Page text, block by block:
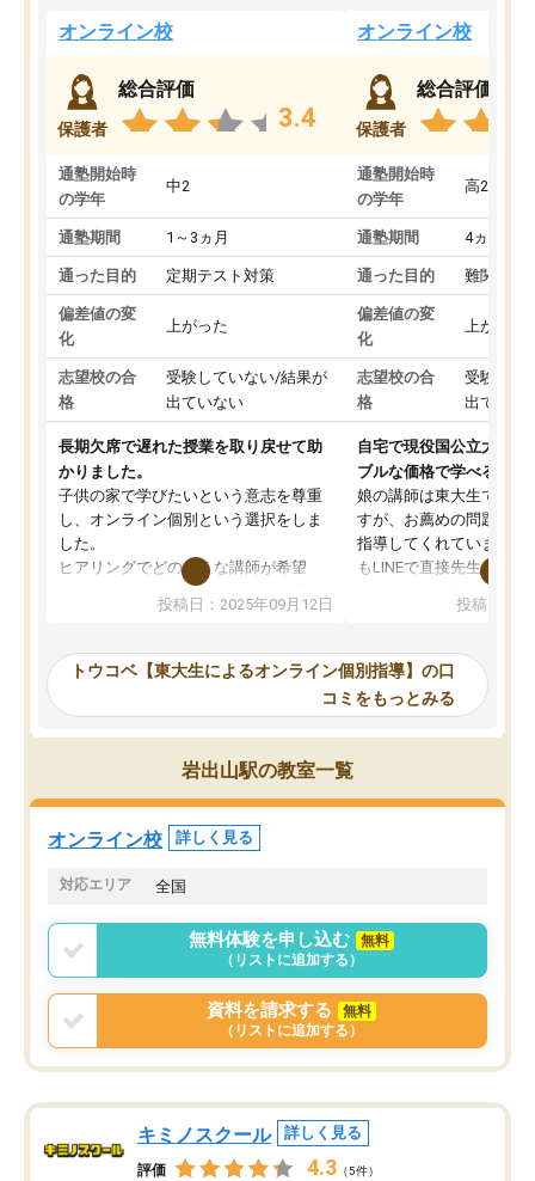
オンライン校
保護者
総合評価
3.4
通塾開始時
の学年
中2
通塾期間 1～3ヵ月
通った目的 定期テスト対策
偏差値の変
化
上がった
志望校の合
格
受験していない/結果が
出ていない
長期欠席で遅れた授業を取り戻せて助
かりました。
子供の家で学びたいという意志を尊重
し、オンライン個別という選択をしま
した。
ヒアリングでどのような講師が希望
か、オプションは付帯するかなど選ぶ
事が出来ました。
ーティングを行い、その講師で良いか
見てから講師を決定する事ができま
す。
うちの子は、初回面談の講師の方で決
オンラインツールを使用した単語帳の
共有があり宿題もそちらで出される形
でした。
言う事で講師変更の申し出があり、あ
まりに短期での変更だった為、塾に通
う事にして退会しました。遅れも取り
戻せ、授業内容や講師の方は良かった
と思います。
投稿日：2025年09月12日
オンライン校
保護者
総合評価
通塾開始時
の学年
高2
通塾期間 4ヵ月～1
通った目的 難関私立
偏差値の変
化
上がった
志望校の合
格
受験して
出ていな
自宅で現役国公立大学生
ブルな価格で学べる
娘の講師は東大生では無
すが、お薦めの問題集や
指導してくれています。
もLINEで直接先生に質問
めれるので、個人に合
いなのがあり(有料)、受
ことをどんなスケジュー
くか相談したのですが、
ち期待したものではなく
くなってきたようなので
投稿日：
トウコベ【東大生によるオンライン個別指導】の口
コミをもっとみる
岩出山駅の教室一覧
オンライン校 詳しく見る
対応エリア 全国
無料体験を申し込む
無料
（リストに追加する）
資料を請求する
無料
（リストに追加する）
キミノスクール 詳しく見る
評価 4.3 （5件）